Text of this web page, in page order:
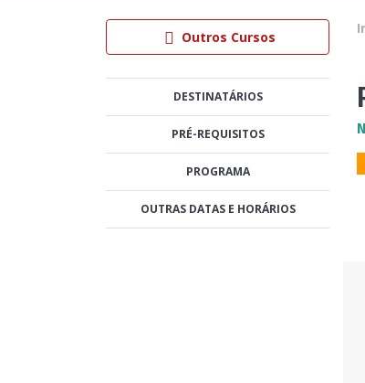
Outros Cursos
DESTINATÁRIOS
PRÉ-REQUISITOS
PROGRAMA
OUTRAS DATAS E HORÁRIOS